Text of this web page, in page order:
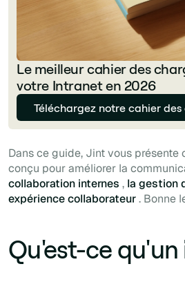
Le meilleur cahier des
votre Intranet en 2026
Téléchargez notre cahier
Dans ce guide, Jint vous présente
conçu pour améliorer la
collaboration internes , la gestion
expérience collaborateur. Bonne
Qu'est-ce